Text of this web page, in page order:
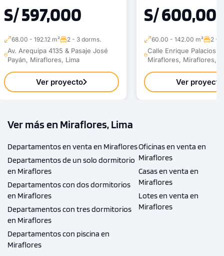
S/ 597,000
68.00 - 192.12 m² 2 - 3 dorms.
Av. Arequipa 4135 & Pasaje José
Payán, Miraflores, Lima
Ver proyecto
S/
60.00 - 142.00 m² 2 -
Calle Enrique Palacios
Miraflores, Miraflores,
Ver proyecto
Ver más en Miraflores, Lima
Departamentos en venta en Miraflores
Departamentos de un solo dormitorio
en Miraflores
Departamentos con dos dormitorios
en Miraflores
Departamentos con tres dormitorios
en Miraflores
Departamentos con piscina en
Miraflores
Oficinas en venta en
Miraflores
Casas en venta en
Miraflores
Lotes en venta en
Miraflores